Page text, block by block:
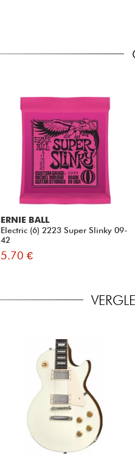
ERNIE BALL
Electric (6) 2223 Super Slinky 09-
42
5.70 €